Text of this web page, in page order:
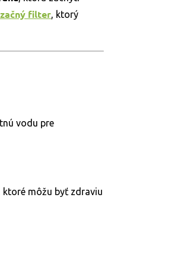
filter, ktorý
vodu pre
ktoré môžu byť zdraviu